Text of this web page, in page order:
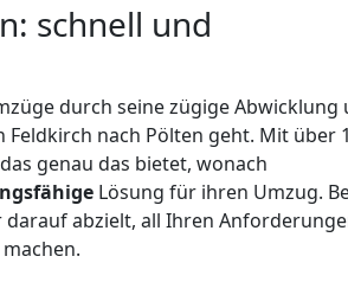
schnell und
durch seine zügige Abwicklung
Feldkirch nach Pölten geht. Mit über
genau das bietet, wonach
Lösung für ihren Umzug.
darauf abzielt, all Ihren